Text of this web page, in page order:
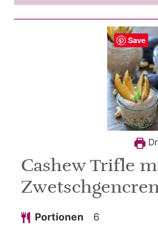
Cashew Trifle
Portionen 6
Save